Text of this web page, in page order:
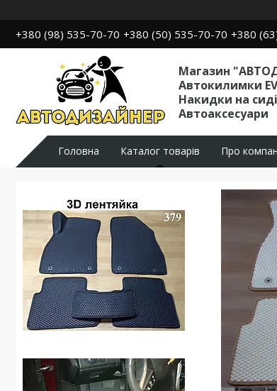
+380 (98) 535-70-70 +380 (50) 535-70-70 +380
Магазин
Автокилимки
Накидки на
Автоаксесуари
Головна Каталог товарів Про